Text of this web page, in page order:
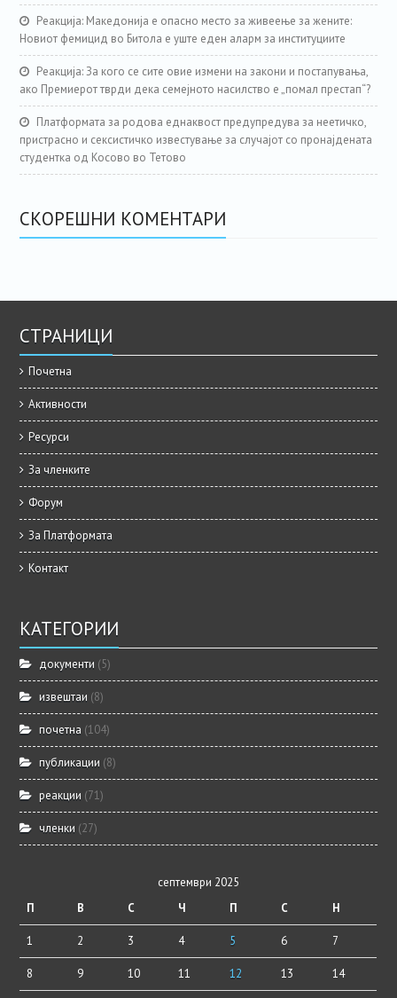
Реакција: Македонија е опасно место за живеење за жените:
Новиот фемицид во Битола е уште еден аларм за институциите
Реакција: За кого се сите овие измени на закони и постапувања,
ако Премиерот тврди дека семејното насилство е „помал престап“?
Платформата за родова еднаквост предупредува за неетичко,
пристрасно и сексистичко известување за случајот со пронајдената
студентка од Косово во Тетово
СКОРЕШНИ КОМЕНТАРИ
СТРАНИЦИ
Почетна
Активности
Ресурси
За членките
Форум
За Платформата
Контакт
КАТЕГОРИИ
документи (5)
извештаи (8)
почетна (104)
публикации (8)
реакции (71)
членки (27)
септември 2025
П
В С Ч П С Н
1 2 3 4 5 6 7
8 9 10 11 12 13 14